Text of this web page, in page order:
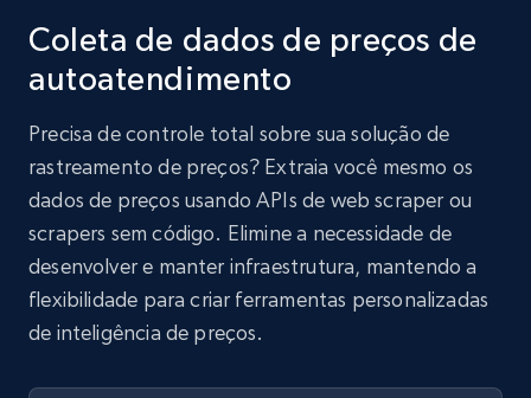
Coleta de dados de preços de
autoatendimento
Precisa de controle total sobre sua solução de
rastreamento de preços? Extraia você mesmo os
dados de preços usando APIs de web scraper ou
scrapers sem código. Elimine a necessidade de
desenvolver e manter infraestrutura, mantendo a
flexibilidade para criar ferramentas personalizadas
de inteligência de preços.